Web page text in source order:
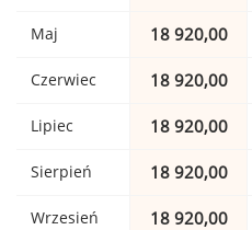
Maj 18 920,00
Czerwiec 18 920,00
Lipiec 18 920,00
Sierpień 18 920,00
Wrzesień 18 920,00